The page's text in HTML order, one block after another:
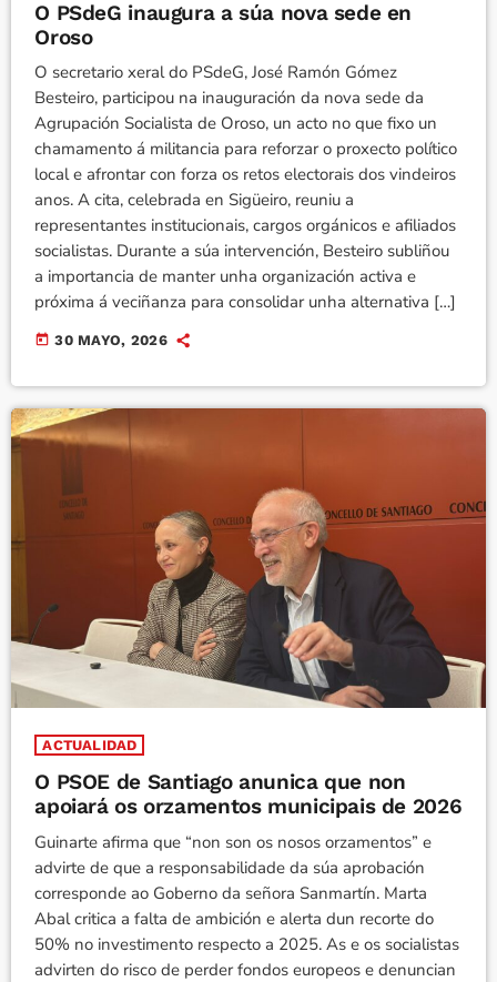
O PSdeG inaugura a súa nova sede en
Oroso
O secretario xeral do PSdeG, José Ramón Gómez
Besteiro, participou na inauguración da nova sede da
Agrupación Socialista de Oroso, un acto no que fixo un
chamamento á militancia para reforzar o proxecto político
local e afrontar con forza os retos electorais dos vindeiros
anos. A cita, celebrada en Sigüeiro, reuniu a
representantes institucionais, cargos orgánicos e afiliados
socialistas. Durante a súa intervención, Besteiro subliñou
a importancia de manter unha organización activa e
próxima á veciñanza para consolidar unha alternativa […]
today 30 MAYO, 2026
ACTUALIDAD
O PSOE de Santiago anunica que non
apoiará os orzamentos municipais de 2026
Guinarte afirma que “non son os nosos orzamentos” e
advirte de que a responsabilidade da súa aprobación
corresponde ao Goberno da señora Sanmartín. Marta
Abal critica a falta de ambición e alerta dun recorte do
50% no investimento respecto a 2025. As e os socialistas
advirten do risco de perder fondos europeos e denuncian